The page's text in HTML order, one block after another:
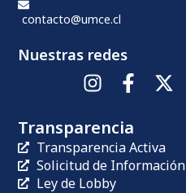
contacto@umce.cl
Nuestras redes
Transparencia
Transparencia Activa
Solicitud de Información
Ley de Lobby